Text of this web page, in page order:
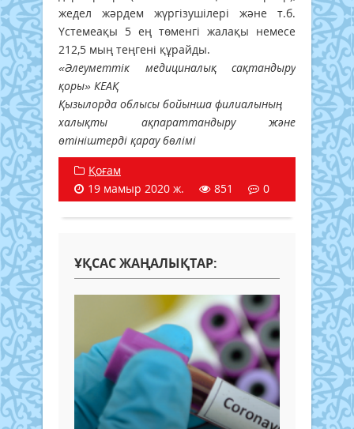
жедел жәрдем жүргізушілері және т.б.
Үстемеақы 5 ең төменгі жалақы немесе
212,5 мың теңгені құрайды.
«Әлеуметтік медициналық сақтандыру
қоры» КЕАҚ
Қызылорда облысы бойынша филиалының
халықты ақпараттандыру және
өтініштерді қарау бөлімі
Қоғам
19 мамыр 2020 ж.
851 0
ҰҚСАС ЖАҢАЛЫҚТАР: